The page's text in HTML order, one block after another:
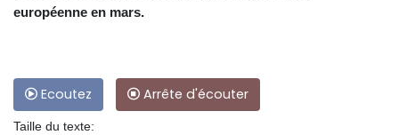
européenne en mars.
Ecoutez Arrête d'écouter
Taille du texte: